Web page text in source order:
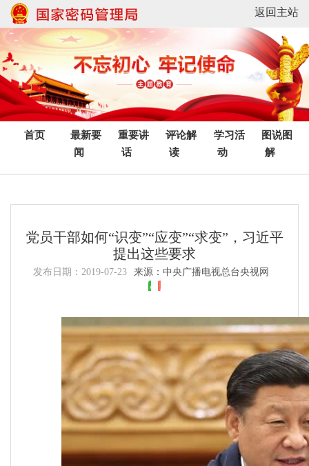
返回主站
首页
最新要
闻
重要讲
话
评论解
读
学习活
动
图说图
解
党员干部如何“识变”“应变”“求变”，习近平
提出这些要求
发布日期： 2019-07-23 来源：中央广播电视总台央视网